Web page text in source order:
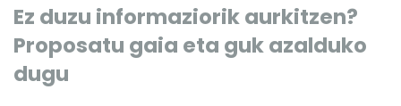
Ez duzu informaziorik aurkitzen?
Proposatu gaia eta guk azalduko
dugu